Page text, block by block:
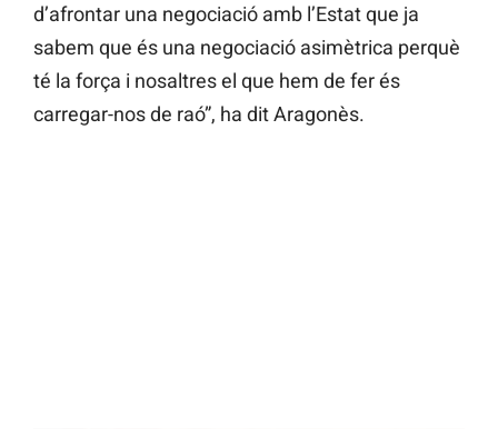
d’afrontar una negociació amb l’Estat que ja
sabem que és una negociació asimètrica perquè
té la força i nosaltres el que hem de fer és
carregar-nos de raó”, ha dit Aragonès.